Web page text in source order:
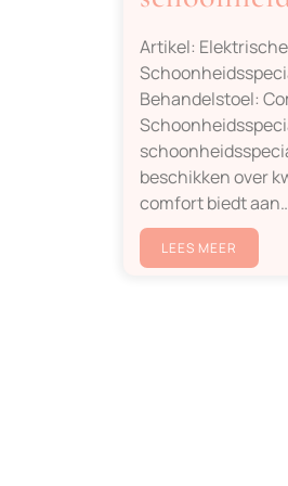
Artikel:
Behandelstoel:
beschikken over
comfort biedt
LEES MEER